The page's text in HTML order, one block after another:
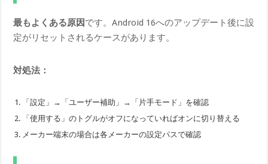
最もよくある原因です。Android 16へのアップデート後に設
定がリセットされるケースがあります。
対処法：
「設定」→「ユーザー補助」→「片手モード」を確認
「使用する」のトグルがオフになっていればオンに切り替える
メーカー端末の場合は各メーカーの設定パスで確認